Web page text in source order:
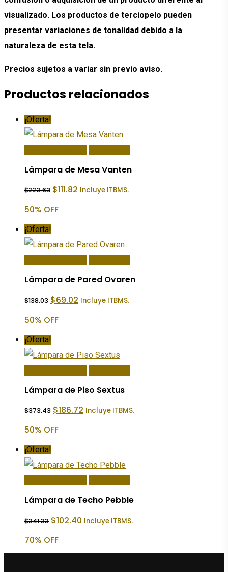
visualizado. Los productos de terciopelo pueden
presentar variaciones de tonalidad debido a la
naturaleza de esta tela.
Precios sujetos a variar sin previo aviso.
Productos relacionados
¡Oferta!
Lámpara de Mesa Vanten
$223.63 El
precio
era:
$111.82 El
precio
Incluye ITBMS.
50% OFF
¡Oferta!
Lámpara de Pared Ovaren
$138.03 El
precio
era:
$69.02 El
precio
Incluye ITBMS.
50% OFF
¡Oferta!
Lámpara de Piso Sextus
$373.43 El
precio
era:
$186.72 El
precio
Incluye ITBMS.
50% OFF
¡Oferta!
Lámpara de Techo Pebble
$341.33 El
precio
era:
$102.40 El
precio
Incluye ITBMS.
70% OFF